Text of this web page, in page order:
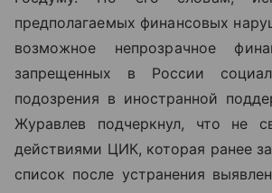
предполагаемых финансовых
возможное непрозрачное
запрещенных в России
подозрения в иностранной
Журавлев подчеркнул, что не
действиями ЦИК, которая ранее
список после устранения